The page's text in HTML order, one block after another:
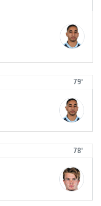
79'
78'